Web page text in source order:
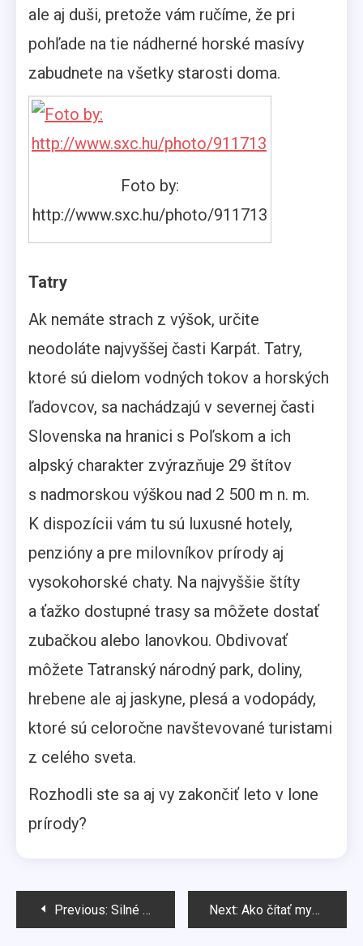
ale aj duši, pretože vám ručíme, že pri
pohľade na tie nádherné horské masívy
zabudnete na všetky starosti doma.
Foto by:
http://www.sxc.hu/photo/911713
Tatry
Ak nemáte strach z výšok, určite
neodoláte najvyššej časti Karpát. Tatry,
ktoré sú dielom vodných tokov a horských
ľadovcov, sa nachádzajú v severnej časti
Slovenska na hranici s Poľskom a ich
alpský charakter zvýrazňuje 29 štítov
s nadmorskou výškou nad 2 500 m n. m.
K dispozícii vám tu sú luxusné hotely,
penzióny a pre milovníkov prírody aj
vysokohorské chaty. Na najvyššie štíty
a ťažko dostupné trasy sa môžete dostať
zubačkou alebo lanovkou. Obdivovať
môžete Tatranský národný park, doliny,
hrebene ale aj jaskyne, plesá a vodopády,
ktoré sú celoročne navštevované turistami
z celého sveta.
Rozhodli ste sa aj vy zakončiť leto v lone
prírody?
Navigácia
Previous: Silné kalibre zo špajze Next: Ako čítať myšlienky?